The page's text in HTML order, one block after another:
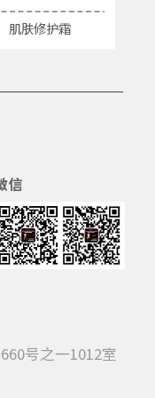
肌肤修护霜
信
号之一1012室